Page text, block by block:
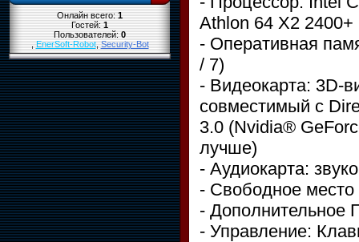
Онлайн всего:1
Гостей:1
Пользователей:0
,EnerSoft-Robot,Security-Bot
Athlon 64 X2 2400+
- Оперативная
/ 7)
- Видеокарта: 3D-
совместимый с
3.0 (Nvidia®
лучше)
- Аудиокарта:
- Свободное место
- Дополнительное
- Управление: